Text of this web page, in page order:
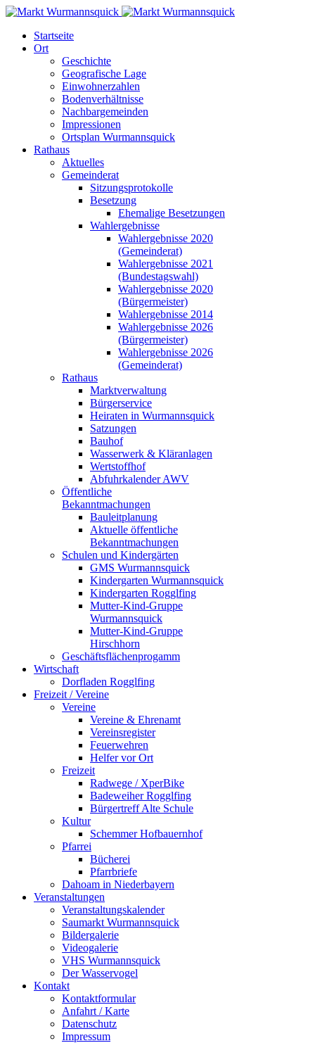
Startseite
Ort
Geschichte
Geografische Lage
Einwohnerzahlen
Bodenverhältnisse
Nachbargemeinden
Impressionen
Ortsplan Wurmannsquick
Rathaus
Aktuelles
Gemeinderat
Sitzungsprotokolle
Besetzung
Ehemalige Besetzungen
Wahlergebnisse
Wahlergebnisse 2020
(Gemeinderat)
Wahlergebnisse 2021
(Bundestagswahl)
Wahlergebnisse 2020
(Bürgermeister)
Wahlergebnisse 2014
Wahlergebnisse 2026
(Bürgermeister)
Wahlergebnisse 2026
(Gemeinderat)
Rathaus
Marktverwaltung
Bürgerservice
Heiraten in Wurmannsquick
Satzungen
Bauhof
Wasserwerk & Kläranlagen
Wertstoffhof
Abfuhrkalender AWV
Öffentliche
Bekanntmachungen
Bauleitplanung
Aktuelle öffentliche
Bekanntmachungen
Schulen und Kindergärten
GMS Wurmannsquick
Kindergarten Wurmannsquick
Kindergarten Rogglfing
Mutter-Kind-Gruppe
Wurmannsquick
Mutter-Kind-Gruppe
Hirschhorn
Geschäftsflächenprogamm
Wirtschaft
Dorfladen Rogglfing
Freizeit / Vereine
Vereine
Vereine & Ehrenamt
Vereinsregister
Feuerwehren
Helfer vor Ort
Freizeit
Radwege / XperBike
Badeweiher Rogglfing
Bürgertreff Alte Schule
Kultur
Schemmer Hofbauernhof
Pfarrei
Bücherei
Pfarrbriefe
Dahoam in Niederbayern
Veranstaltungen
Veranstaltungskalender
Saumarkt Wurmannsquick
Bildergalerie
Videogalerie
VHS Wurmannsquick
Der Wasservogel
Kontakt
Kontaktformular
Anfahrt / Karte
Datenschutz
Impressum